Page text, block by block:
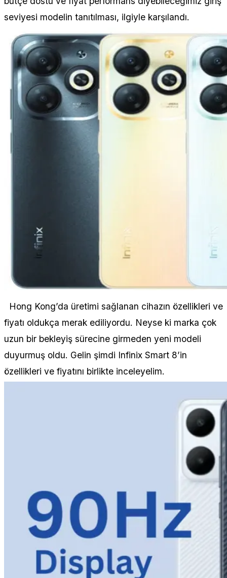
seviyesi modelin tanıtılması, ilgiyle karşılandı.
Hong Kong’da üretimi sağlanan cihazın özellikleri ve
fiyatı oldukça merak ediliyordu. Neyse ki marka çok
uzun bir bekleyiş sürecine girmeden yeni modeli
duyurmuş oldu. Gelin şimdi Infinix Smart 8’in
özellikleri ve fiyatını birlikte inceleyelim.